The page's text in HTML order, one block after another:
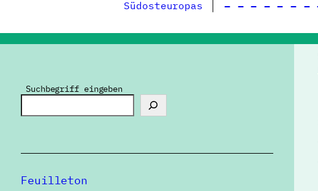
Südosteuropas
Suchbegriff eingeben
Feuilleton